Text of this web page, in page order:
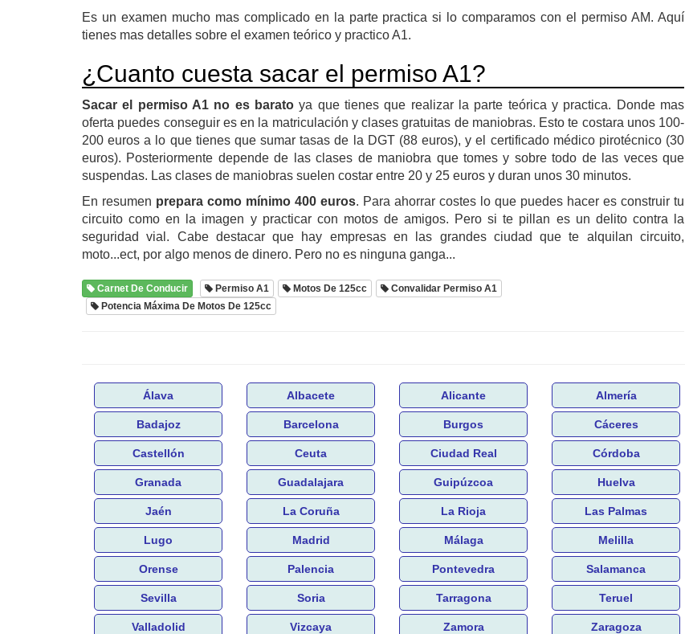
Es un examen mucho mas complicado en la parte practica si lo comparamos con el permiso AM. Aquí
tienes mas detalles sobre el examen teórico y practico A1.
¿Cuanto cuesta sacar el permiso A1?
Sacar el permiso A1 no es barato ya que tienes que realizar la parte teórica y practica. Donde mas
oferta puedes conseguir es en la matriculación y clases gratuitas de maniobras. Esto te costara unos 100-
200 euros a lo que tienes que sumar tasas de la DGT (88 euros), y el certificado médico pirotécnico (30
euros). Posteriormente depende de las clases de maniobra que tomes y sobre todo de las veces que
suspendas. Las clases de maniobras suelen costar entre 20 y 25 euros y duran unos 30 minutos.
En resumen prepara como mínimo 400 euros. Para ahorrar costes lo que puedes hacer es construir tu
circuito como en la imagen y practicar con motos de amigos. Pero si te pillan es un delito contra la
seguridad vial. Cabe destacar que hay empresas en las grandes ciudad que te alquilan circuito,
moto...ect, por algo menos de dinero. Pero no es ninguna ganga...
Carnet De Conducir Permiso A1 Motos De 125cc
Convalidar Permiso A1
Potencia Máxima De Motos De 125cc
Álava Albacete Alicante Almería
Badajoz Barcelona Burgos Cáceres
Castellón Ceuta Ciudad Real Córdoba
Granada Guadalajara Guipúzcoa Huelva
Jaén La Coruña La Rioja Las Palmas
Lugo Madrid Málaga Melilla
Orense Palencia Pontevedra Salamanca
Sevilla Soria Tarragona Teruel
Valladolid Vizcaya Zamora Zaragoza